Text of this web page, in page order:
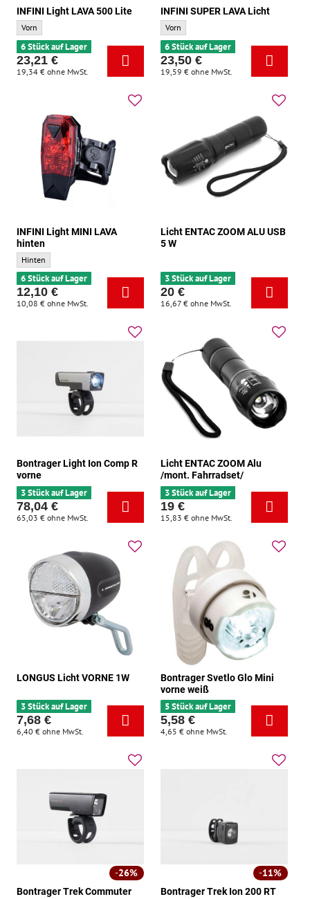
INFINI Light LAVA 500 Lite
INFINI Light LAVA 500 Lite - Standort:
Vorn
6 Stück auf Lager
23,21 €
19,34 € ohne MwSt.
INFINI SUPER LAVA Licht
INFINI SUPER LAVA Licht - Standort:
Vorn
6 Stück auf Lager
23,50 €
19,59 € ohne MwSt.
INFINI Light MINI LAVA
hinten
INFINI Light MINI LAVA hinten - Standort:
Hinten
6 Stück auf Lager
12,10 €
10,08 € ohne MwSt.
Licht ENTAC ZOOM ALU USB
5 W
3 Stück auf Lager
20 €
16,67 € ohne MwSt.
Bontrager Light Ion Comp R
vorne
3 Stück auf Lager
78,04 €
65,03 € ohne MwSt.
Licht ENTAC ZOOM Alu
/mont. Fahrradset/
3 Stück auf Lager
19 €
15,83 € ohne MwSt.
LONGUS Licht VORNE 1W
3 Stück auf Lager
7,68 €
6,40 € ohne MwSt.
Bontrager Svetlo Glo Mini
vorne weiß
5 Stück auf Lager
5,58 €
4,65 € ohne MwSt.
26%
Bontrager Trek Commuter
11%
Bontrager Trek Ion 200 RT